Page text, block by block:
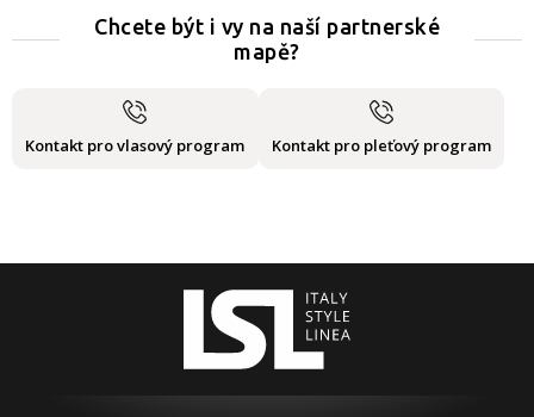
Chcete být i vy na naší partnerské
mapě?
Kontakt pro vlasový program Kontakt pro pleťový program